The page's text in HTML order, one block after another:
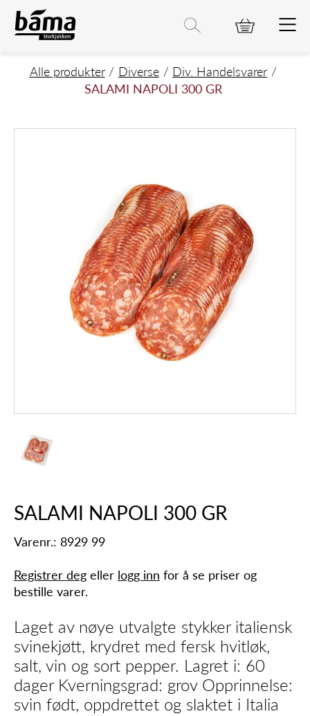
SALAMI NAPOLI 300 GR
Hovedinnhold
Hovedmeny
Hovedmeny
Alle produkter Diverse
Div. Handelsvarer
SALAMI NAPOLI 300 GR
SALAMI NAPOLI 300 GR
Varenr.: 8929 99
Registrer deg eller logg inn for å se priser og
bestille varer.
Laget av nøye utvalgte stykker italiensk
svinekjøtt, krydret med fersk hvitløk,
salt, vin og sort pepper. Lagret i: 60
dager Kverningsgrad: grov Opprinnelse:
svin født, oppdrettet og slaktet i Italia